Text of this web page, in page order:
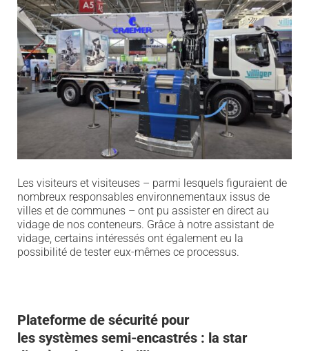
Les visiteurs et visiteuses – parmi lesquels figuraient de
nombreux responsables environnementaux issus de
villes et de communes – ont pu assister en direct au
vidage de nos conteneurs. Grâce à notre assistant de
vidage, certains intéressés ont également eu la
possibilité de tester eux-mêmes ce processus.
Plateforme de sécurité pour
les systèmes semi-encastrés : la star